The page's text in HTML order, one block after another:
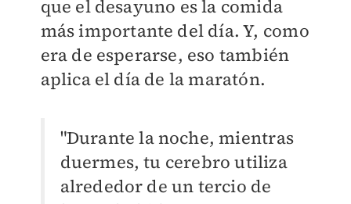
que el desayuno es la comida
más importante del día. Y, como
era de esperarse, eso también
aplica el día de la maratón.
"Durante la noche, mientras
duermes, tu cerebro utiliza
alrededor de un tercio de